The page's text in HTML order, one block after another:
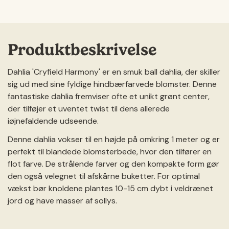
Produktbeskrivelse
Dahlia 'Cryfield Harmony' er en smuk ball dahlia, der skiller
sig ud med sine fyldige hindbærfarvede blomster. Denne
fantastiske dahlia fremviser ofte et unikt grønt center,
der tilføjer et uventet twist til dens allerede
iøjnefaldende udseende.
Denne dahlia vokser til en højde på omkring 1 meter og er
perfekt til blandede blomsterbede, hvor den tilfører en
flot farve. De strålende farver og den kompakte form gør
den også velegnet til afskårne buketter. For optimal
vækst bør knoldene plantes 10-15 cm dybt i veldrænet
jord og have masser af sollys.